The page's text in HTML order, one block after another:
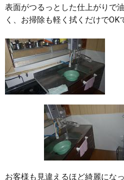
表面がつるっとした仕上がりで
く、お掃除も軽く拭くだけでOK
お客様も見違えるほど綺麗にな